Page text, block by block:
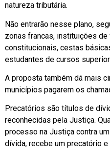
natureza tributária.
Não entrarão nesse plano,
zonas francas, instituições de
constitucionais, cestas
estudantes de cursos
A proposta também dá mais
municípios pagarem os
Precatórios são títulos de
reconhecidas pela Justiça.
processo na Justiça contra
dívida, recebe um precatório